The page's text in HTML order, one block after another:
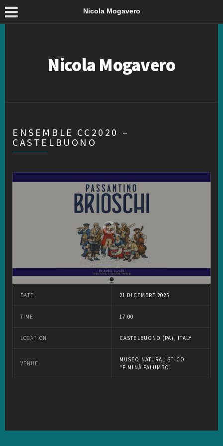
Nicola Mogavero
Nicola Mogavero
ENSEMBLE CC2020 –
CASTELBUONO
DATE 21 DICEMBRE 2025
TIME 17:00
LOCATION CASTELBUONO (PA), ITALY
VENUE
MUSEO NATURALISTICO
"F.MINÀ PALUMBO"